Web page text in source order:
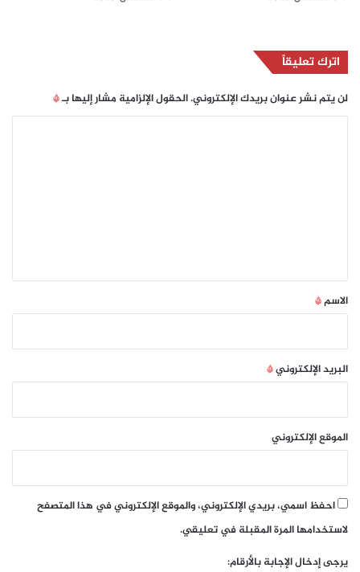
اترك تعليقاً
لن يتم نشر عنوان بريدك الإلكتروني.الحقول الإلزامية مشار إليها بـ*
*
الاسم*
البريد الإلكتروني*
الموقع الإلكتروني
احفظ اسمي، بريدي الإلكتروني، والموقع الإلكتروني في هذا المتصفح
لاستخدامها المرة المقبلة في تعليقي.
يرجى إدخال الإجابة بالأرقام: